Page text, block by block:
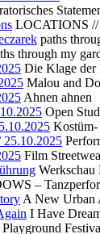
LOCATIONS //
paths
through my
Die Klage der
Malou and
Ahnen ahnen
Open
25.10.2025
Film
Werkschau
–
A New Urban
I Have
Playground